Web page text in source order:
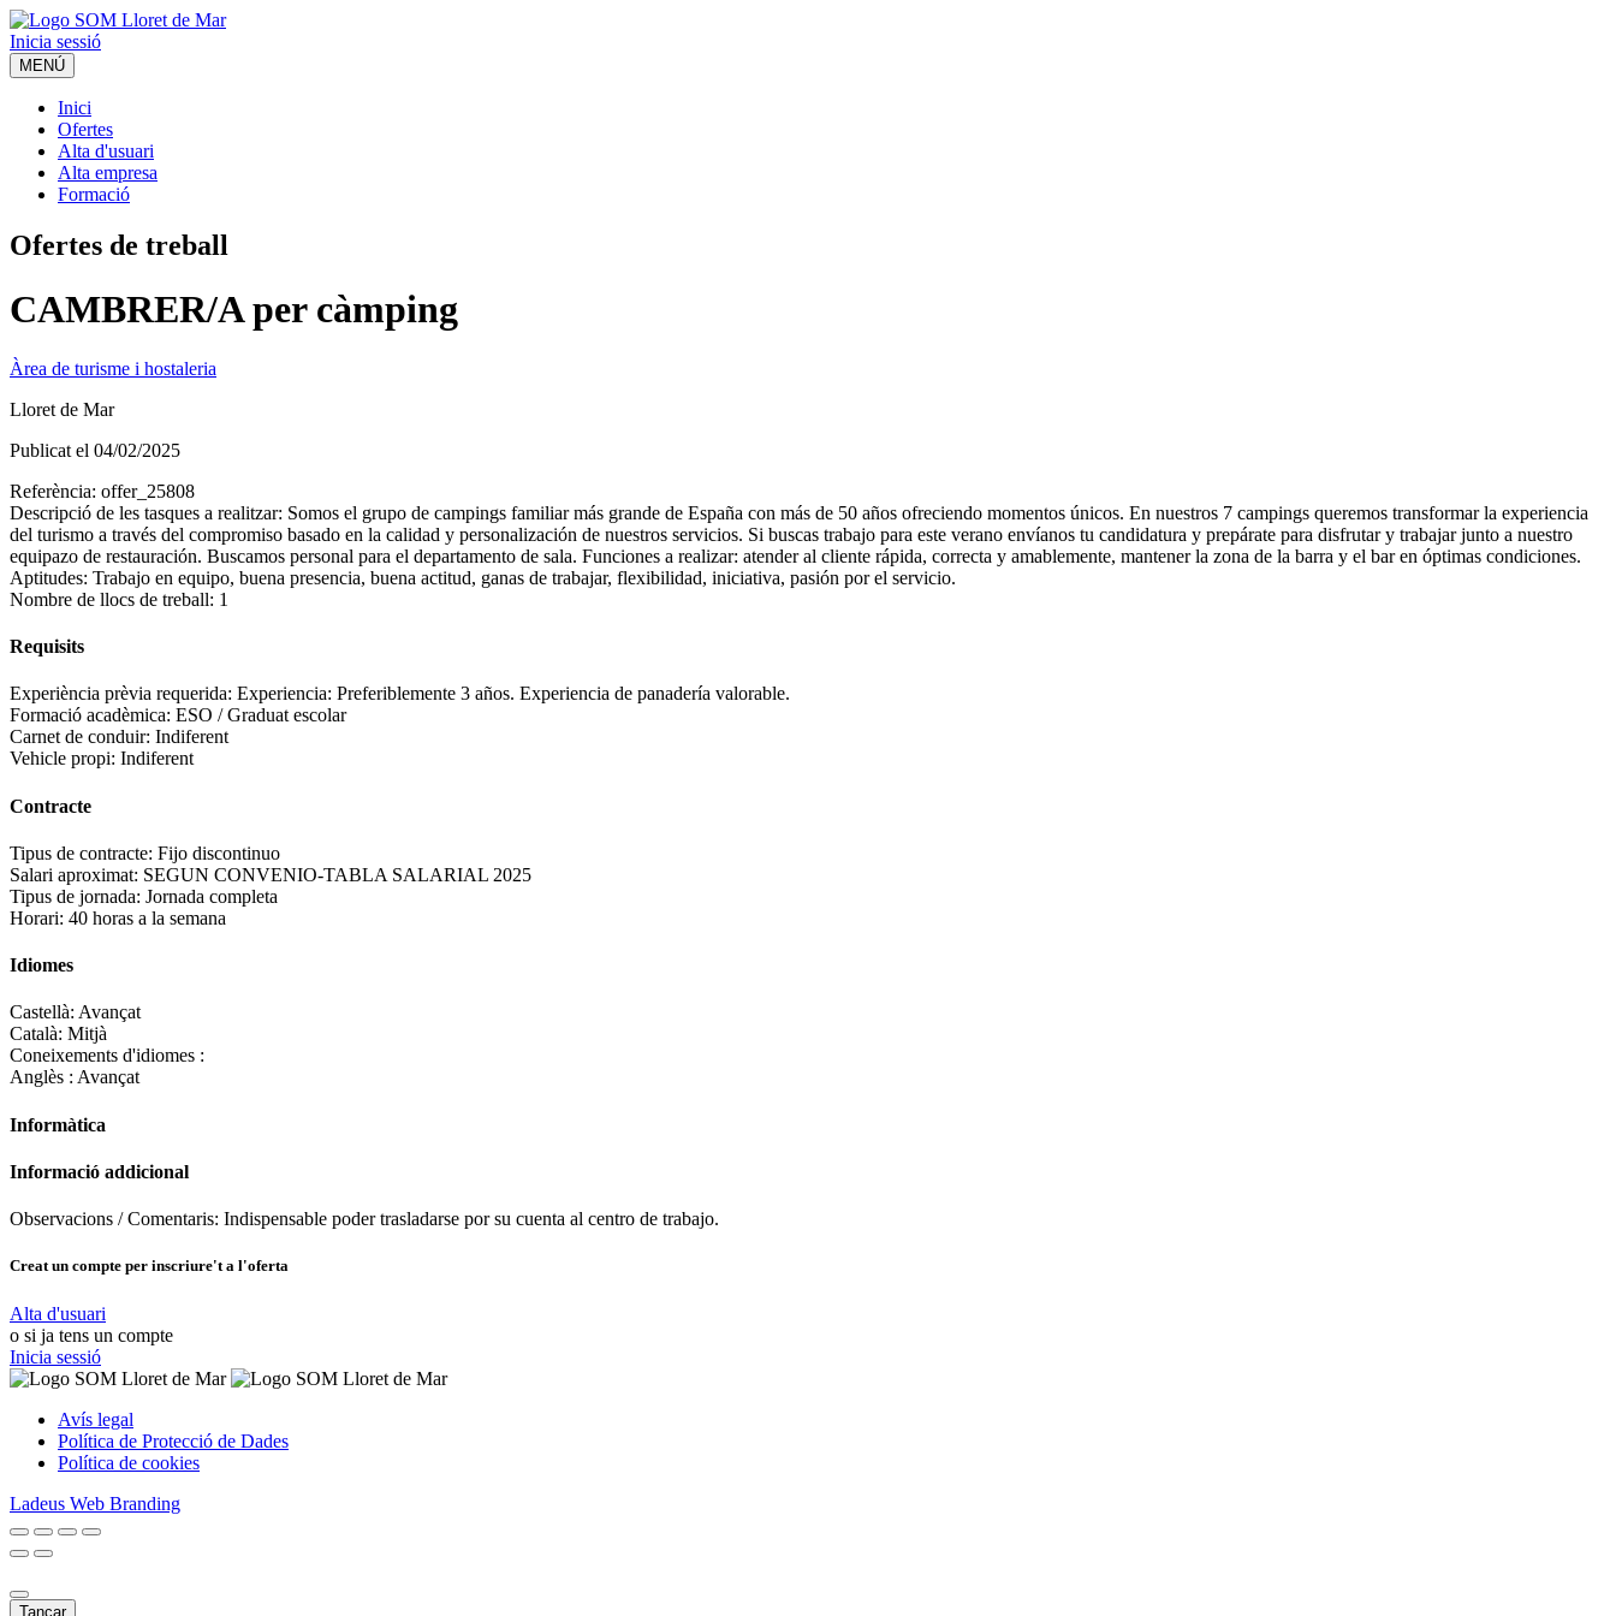
Inicia sessió
MENÚ
Inici
Ofertes
Alta d'usuari
Alta empresa
Formació
Ofertes de treball
CAMBRER/A per càmping
Àrea de turisme i hostaleria
Lloret de Mar
Publicat el 04/02/2025
Referència: offer_25808
Descripció de les tasques a realitzar: Somos el grupo de campings familiar más grande de España con más de 50 años ofreciendo momentos únicos. En nuestros 7 campings queremos transformar la experiencia
del tu­rismo a través del compromiso basado en la calidad y personalización de nuestros servicios. Si buscas trabajo para este verano envíanos tu candidatura y prepárate para disfrutar y trabajar junto a nuestro
equipazo de restauración. Buscamos personal para el departamento de sala. Funciones a realizar: atender al cliente rápida, correcta y amablemente, mantener la zona de la barra y el bar en óptimas condiciones.
Aptitudes: Trabajo en equipo, buena presencia, buena actitud, ganas de trabajar, flexibilidad, iniciativa, pasión por el servicio.
Nombre de llocs de treball: 1
Requisits
Experiència prèvia requerida: Experiencia: Preferiblemente 3 años. Experiencia de panadería valorable.
Formació acadèmica: ESO / Graduat escolar
Carnet de conduir: Indiferent
Vehicle propi: Indiferent
Contracte
Tipus de contracte: Fijo discontinuo
Salari aproximat: SEGUN CONVENIO-TABLA SALARIAL 2025
Tipus de jornada: Jornada completa
Horari: 40 horas a la semana
Idiomes
Castellà: Avançat
Català: Mitjà
Coneixements d'idiomes :
Anglès : Avançat
Informàtica
Informació addicional
Observacions / Comentaris: Indispensable poder trasladarse por su cuenta al centro de trabajo.
Creat un compte per inscriure't a l'oferta
Alta d'usuari
o si ja tens un compte
Inicia sessió
Avís legal
Política de Protecció de Dades
Política de cookies
Ladeus Web Branding
Tancar